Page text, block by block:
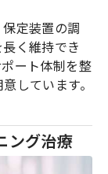
定装置の調
く維持でき
ート体制を整
しています。
ング治療